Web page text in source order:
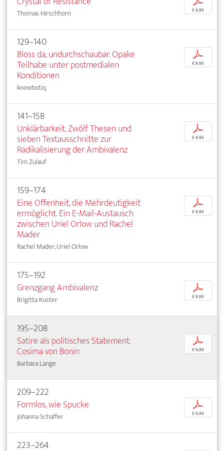
Thomas Hirschhorn € 9,95
129–140
Bloss da, undurchschaubar. Opake
Teilhabe unter postmedialen
Konditionen
knowbotiq
p
€ 9,95
141–158
Unklärbarkeit. Zwölf Thesen und
sieben Textausschnitte zur
Radikalisierung der Ambivalenz
Tim Zulauf
p
€ 9,95
159–174
Eine Offenheit, die Mehrdeutigkeit
ermöglicht. Ein E-Mail-Austausch
zwischen Uriel Orlow und Rachel
Mader
Rachel Mader, Uriel Orlow
p
€ 9,95
175–192
Grenzgang Ambivalenz
Brigitta Kuster
p
€ 9,95
195–208
Satire als politisches Statement.
Cosima von Bonin
Barbara Lange
p
€ 9,95
209–222
Formlos, wie Spucke
Johanna Schaffer
p
€ 9,95
223–264